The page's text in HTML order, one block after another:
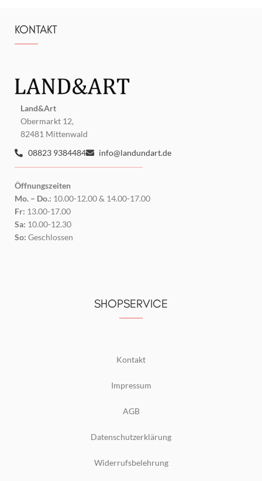
KONTAKT
Land&Art
Obermarkt 12,
82481 Mittenwald
08823 9384484
info@landundart.de
Öffnungszeiten
Mo. – Do.: 10.00-12.00 & 14.00-17.00
Fr: 13.00-17.00
Sa: 10.00-12.30
So: Geschlossen
SHOPSERVICE
Kontakt
Impressum
AGB
Datenschutzerklärung
Widerrufsbelehrung